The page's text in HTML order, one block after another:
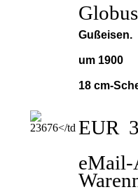
Gußeisen.
um 1900
18 cm-
EUR
eMail-